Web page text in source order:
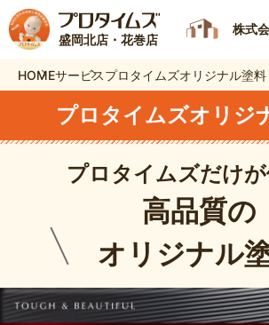
盛岡北店・花巻店
株式
HOMEサービスプロタイムズオリジナル塗料
プロタイムズオリジ
プロタイムズだけ
高品質の
オリジナル